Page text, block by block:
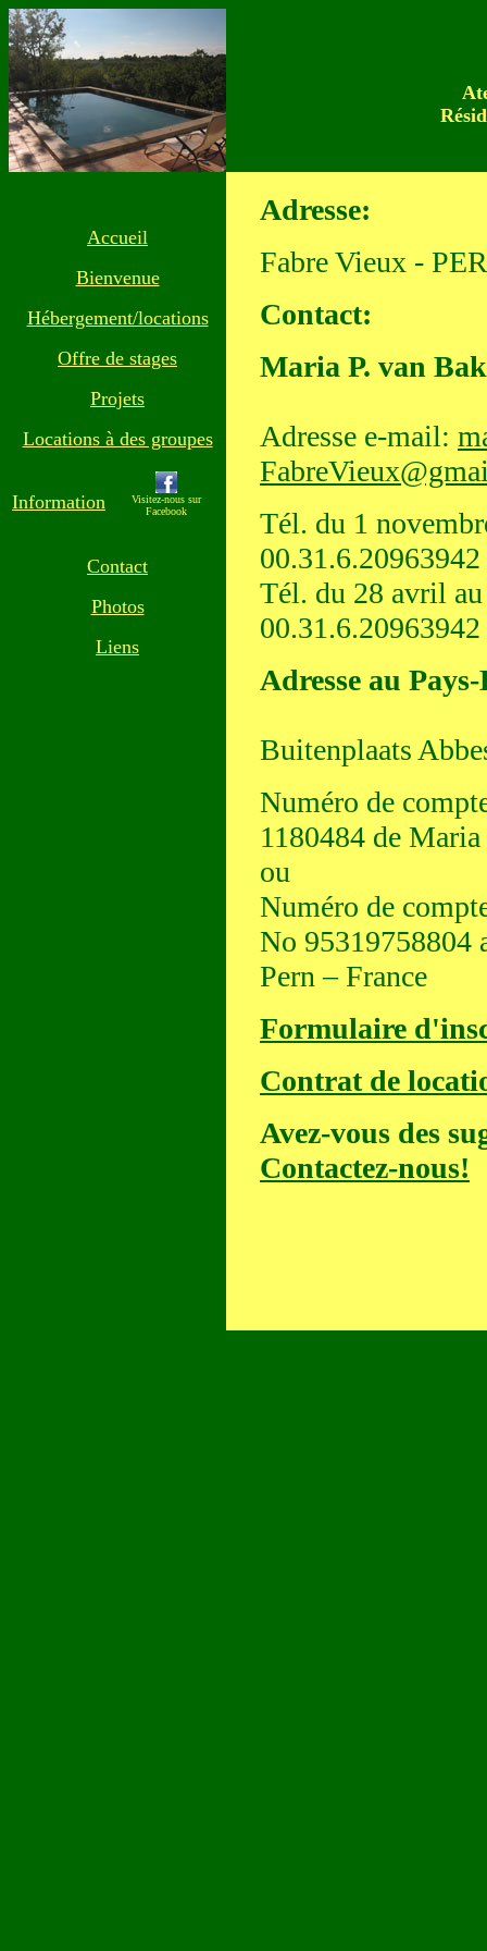
Accueil
Bienvenue
Hébergement/locations
Offre de stages
Projets
Locations à des groupes
Information
Visitez-nous sur
Facebook
Contact
Photos
Liens
Adresse:
Fabre Vieux -
Contact:
Maria P. van
Adresse e-mail:
Tél. du 1
00.31.6.20963942
Tél. du 28 avril
00.31.6.20963942
Adresse au
Buitenplaats
Numéro de
1180484 de
ou
Numéro de
No 95319758804
Pern – France
Formulaire
Contrat de
Avez-vous des
Contactez-nous!